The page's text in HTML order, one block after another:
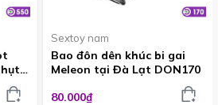
Sextoy nam
Bao đôn dên khúc bi gai
Meleon tại Đà Lạt DON170
80.000₫